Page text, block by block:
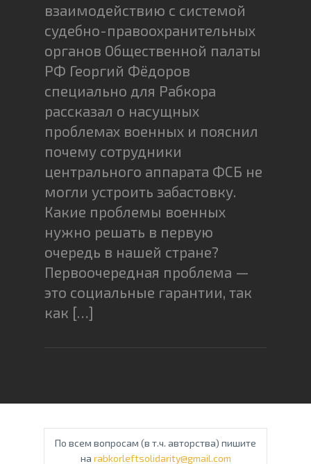
взаимодействию с системой
судебно-правоохранительных
органов Общественной палаты
РФ Георгий Фёдоров
специально для Рабкора
рассказал о насущных
проблемах военных и пояснил
почему сотрудники
центрального аппарата ФСБ не
могли устроить забастовку.
Какие проблемы военных
нужно решать в первую
очередь в нашей стране?
Первоочередная проблема —
это социальные гарантии, так
как […]
По всем вопросам (в т.ч. авторства) пишите
на rabkorleftsolidarity@gmail.com